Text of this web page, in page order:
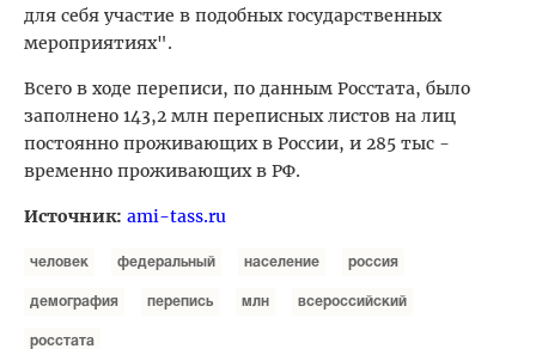
для себя участие в подобных государственных
мероприятиях".
Всего в ходе переписи, по данным Росстата, было
заполнено 143,2 млн переписных листов на лиц
постоянно проживающих в России, и 285 тыс -
временно проживающих в РФ.
Источник: ami-tass.ru
человек федеральный население россия
демография перепись млн всероссийский
росстата